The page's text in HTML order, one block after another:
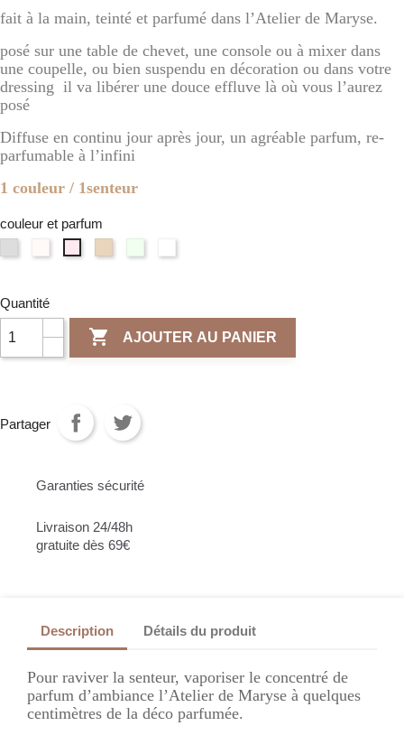
fait à la main, teinté et parfumé dans l’Atelier de Maryse.
posé sur une table de chevet, une console ou à mixer dans
une coupelle, ou bien suspendu en décoration ou dans votre
dressing il va libérer une douce effluve là où vous l’aurez
posé
Diffuse en continu jour après jour, un agréable parfum, re-
parfumable à l’infini
1 couleur / 1senteur
couleur et parfum
Fleur
de
Coton
Poudre
de
riz
cerisierAmbre
Lin
Quantité
 AJOUTER AU PANIER
Partager
Garanties sécurité
Livraison 24/48h
gratuite dès 69€
Description Détails du produit
Pour raviver la senteur, vaporiser le concentré de
parfum d’ambiance l’Atelier de Maryse à quelques
centimètres de la déco parfumée.